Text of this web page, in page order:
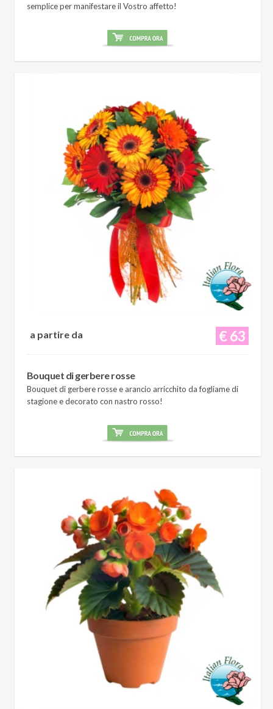
semplice per manifestare il Vostro affetto!
€ 63
a partire da
Bouquet di gerbere rosse
Bouquet di gerbere rosse e arancio arricchito da fogliame di
stagione e decorato con nastro rosso!